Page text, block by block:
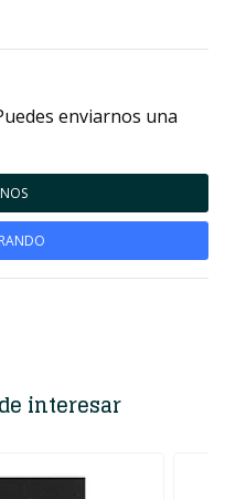
enviarnos una
interesar